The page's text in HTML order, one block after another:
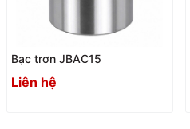
Bạc trơn JBAC15
Liên hệ